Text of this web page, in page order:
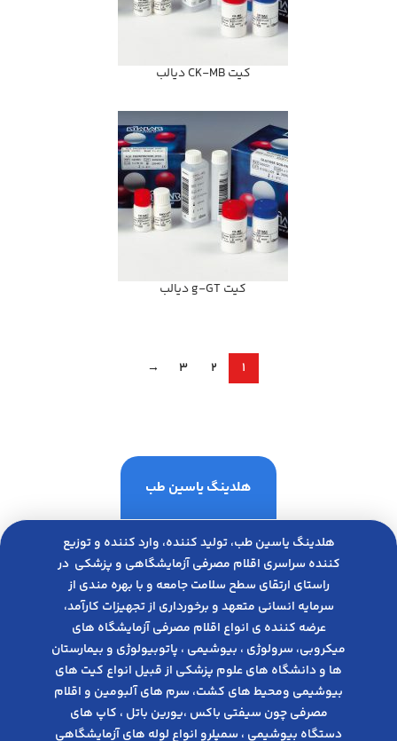
كيت CK-MB ديالب
كيت g-GT ديالب
1
2
3
→
هلدینگ یاسین طب
هلدینگ یاسین طب، تولید کننده، وارد کننده و توزیع
کننده سراسری اقلام مصرفی آزمایشگاهی و پزشکی در
راﺳﺘﺎی ارﺗﻘﺎی ﺳﻄﺢ ﺳﻼﻣﺖ ﺟﺎﻣﻌﻪ و ﺑﺎ ﺑﻬﺮه ﻣﻨﺪی از
ﺳﺮﻣﺎﯾﻪ انسانی متعهد و ﺑﺮﺧﻮرداری از ﺗﺠﻬﯿﺰات ﮐﺎرآﻣﺪ،
عرضه کننده ی انواع اﻗﻼم مصرفی آزﻣﺎﯾﺸﮕﺎه های
میکروبی، ﺳﺮوﻟﻮژی ، ﺑﯿﻮﺷﯿﻤﯽ ، پاتوبیولوژی و بیمارستان
ها و دانشگاه های علوم پزشکی از قبیل انواع کیت های
بیوشیمی ومحیط های کشت، سرم های آلبومین و اقلام
مصرفی چون سیفتی باکس ،یورین باتل ، کاپ های
دستگاه بیوشیمی ، سمپلرو انواع لوله های آزمایشگاهی